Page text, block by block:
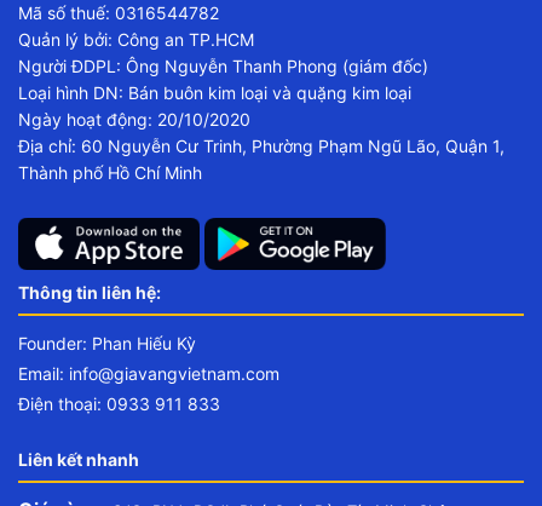
Mã số thuế: 0316544782
Quản lý bởi: Công an TP.HCM
Người ĐDPL: Ông Nguyễn Thanh Phong (giám đốc)
Loại hình DN: Bán buôn kim loại và quặng kim loại
Ngày hoạt động: 20/10/2020
Địa chỉ: 60 Nguyễn Cư Trinh, Phường Phạm Ngũ Lão, Quận 1,
Thành phố Hồ Chí Minh
Thông tin liên hệ:
Founder: Phan Hiếu Kỳ
Email: info@giavangvietnam.com
Điện thoại: 0933 911 833
Liên kết nhanh